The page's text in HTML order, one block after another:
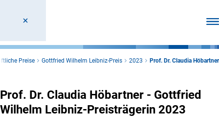
Preise Gottfried Wilhelm Leibniz-Preis 2023 Prof. Dr. Claudia Höbartner
Prof. Dr. Claudia Höbartner - Gottfried
Wilhelm Leibniz-Preisträgerin 2023